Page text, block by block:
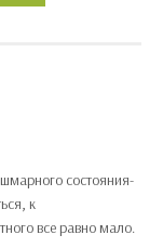
состояния-
к
все равно мало.